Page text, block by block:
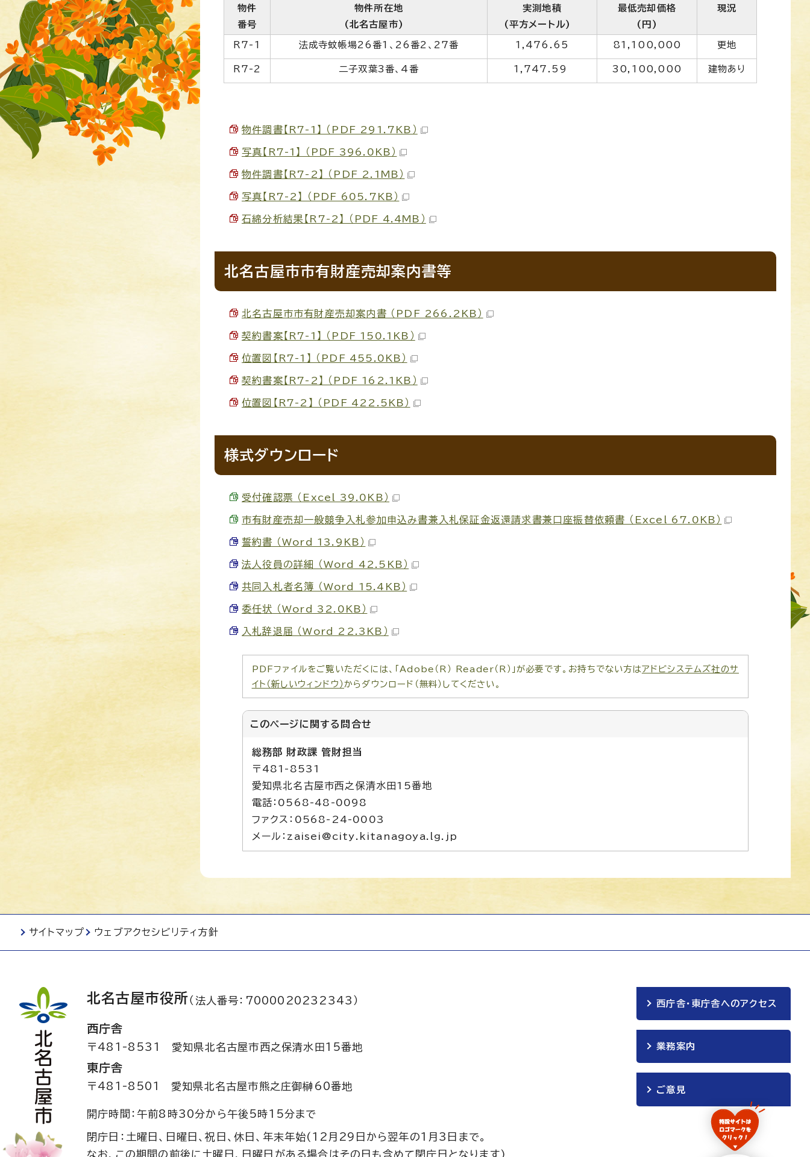
物件
番号
物件所在地
(北名古屋市)
実測地積
(平方メートル)
最低売却価格
(円)
現況
R7-1 法成寺蚊帳場26番1、26番2、27番 1,476.65 81,100,000 更地
R7-2 二子双葉3番、4番 1,747.59 30,100,000 建物あり
物件調書【R7-1】 （PDF 291.7KB）
写真【R7-1】 （PDF 396.0KB）
物件調書【R7-2】 （PDF 2.1MB）
写真【R7-2】 （PDF 605.7KB）
石綿分析結果【R7-2】 （PDF 4.4MB）
北名古屋市市有財産売却案内書等
北名古屋市市有財産売却案内書 （PDF 266.2KB）
契約書案【R7-1】 （PDF 150.1KB）
位置図【R7-1】 （PDF 455.0KB）
契約書案【R7-2】 （PDF 162.1KB）
位置図【R7-2】 （PDF 422.5KB）
様式ダウンロード
受付確認票 （Excel 39.0KB）
市有財産売却一般競争入札参加申込み書兼入札保証金返還請求書兼口座振替依頼書 （Excel 67.0KB）
誓約書 （Word 13.9KB）
法人役員の詳細 （Word 42.5KB）
共同入札者名簿 （Word 15.4KB）
委任状 （Word 32.0KB）
入札辞退届 （Word 22.3KB）
PDFファイルをご覧いただくには、「Adobe（R） Reader（R）」が必要です。お持ちでない方はアドビシステムズ社のサ
イト（新しいウィンドウ）からダウンロード（無料）してください。
このページに関する 問合せ
総務部 財政課 管財担当
〒481-8531
愛知県北名古屋市西之保清水田15番地
電話：0568-48-0098
ファクス：0568-24-0003
メール：zaisei@city.kitanagoya.lg.jp
サイトマップ ウェブアクセシビリティ方針
北名古屋市役所（法人番号：7000020232343）
西庁舎
〒481-8531 愛知県北名古屋市西之保清水田15番地
東庁舎
〒481-8501 愛知県北名古屋市熊之庄御榊60番地
開庁時間：午前8時30分から午後5時15分まで
閉庁日：土曜日、日曜日、祝日、休日、年末年始(12月29日から翌年の1月3日まで。
なお、この期間の前後に土曜日、日曜日がある場合はその日も含めて閉庁日となります)
西庁舎・東庁舎へのアクセス
業務案内
ご意見